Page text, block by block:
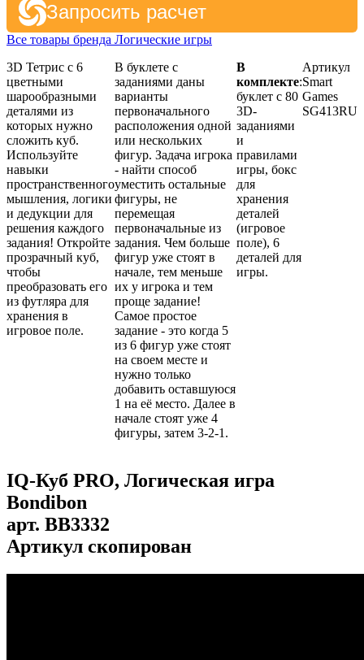
Запросить расчет
Все товары бренда Логические игры
3D Тетрис с 6
цветными
шарообразными
деталями из
которых нужно
сложить куб.
Используйте
навыки
пространственного
мышления, логики
и дедукции для
решения каждого
задания! Откройте
прозрачный куб,
чтобы
преобразовать его
из футляра для
хранения в
игровое поле.
В буклете с
заданиями даны
варианты
первоначального
расположения одной
или нескольких
фигур. Задача игрока
- найти способ
уместить остальные
фигуры, не
перемещая
первоначальные из
задания. Чем больше
фигур уже стоят в
начале, тем меньше
их у игрока и тем
проще задание!
Самое простое
задание - это когда 5
из 6 фигур уже стоят
на своем месте и
нужно только
добавить оставшуюся
1 на её место. Далее в
начале стоят уже 4
фигуры, затем 3-2-1.
В
комплекте:
буклет с 80
3D-
заданиями
и
правилами
игры, бокс
для
хранения
деталей
(игровое
поле), 6
деталей для
игры.
Артикул
Smart
Games
SG413RU
IQ-Куб PRO, Логическая игра
Bondibon
арт. BB3332
Артикул скопирован